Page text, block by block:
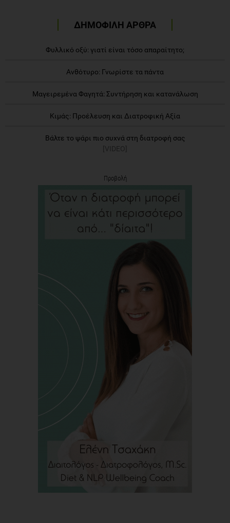
ΔΗΜΟΦΙΛΗ ΑΡΘΡΑ
Φυλλικό οξύ: γιατί είναι τόσο απαραίτητο;
Ανθότυρο: Γνωρίστε τα πάντα
Μαγειρεμένα Φαγητά: Συντήρηση και κατανάλωση
Κιμάς: Προέλευση και Διατροφική Αξία
Βάλτε το ψάρι πιο συχνά στη διατροφή σας
[VIDEO]
Προβολή